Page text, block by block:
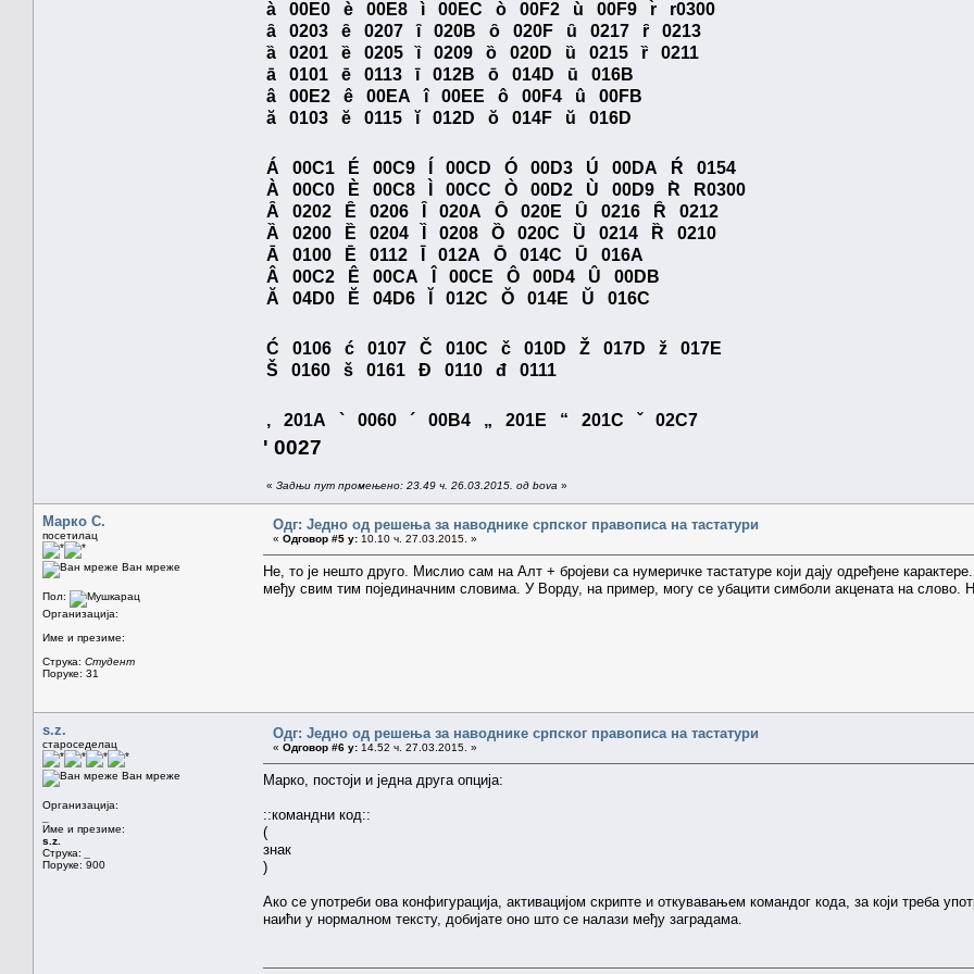
à 00E0 è 00E8 ì 00EC ò 00F2 ù 00F9 r̀ r0300
ȃ 0203 ȇ 0207 ȋ 020B ȏ 020F ȗ 0217 ȓ 0213
ȁ 0201 ȅ 0205 ȉ 0209 ȍ 020D ȕ 0215 ȑ 0211
ā 0101 ē 0113 ī 012B ō 014D ū 016B
â 00E2 ê 00EA î 00EE ô 00F4 û 00FB
ă 0103 ĕ 0115 ĭ 012D ŏ 014F ŭ 016D
Á 00C1 É 00C9 Í 00CD Ó 00D3 Ú 00DA Ŕ 0154
À 00C0 È 00C8 Ì 00CC Ò 00D2 Ù 00D9 R̀ R0300
Ȃ 0202 Ȇ 0206 Ȋ 020A Ȏ 020E Ȗ 0216 Ȓ 0212
Ȁ 0200 Ȅ 0204 Ȉ 0208 Ȍ 020C Ȕ 0214 Ȑ 0210
Ā 0100 Ē 0112 Ī 012A Ō 014C Ū 016A
Â 00C2 Ê 00CA Î 00CE Ô 00D4 Û 00DB
Ӑ 04D0 Ӗ 04D6 Ĭ 012C Ŏ 014E Ŭ 016C
Ć 0106 ć 0107 Č 010C č 010D Ž 017D ž 017E
Š 0160 š 0161 Đ 0110 đ 0111
‚ 201A ` 0060 ´ 00B4 „ 201E “ 201C ˇ 02C7
' 0027
« Задњи пут промењено: 23.49 ч. 26.03.2015. од bova »
Марко С.
посетилац
Ван мреже
Пол:
Организација:
Име и презиме:
Струка: Студент
Поруке: 31
Одг: Једно од решења за наводнике српског правописа на тастатури
« Одговор #5 у: 10.10 ч. 27.03.2015. »
Не, то је нешто друго. Мислио сам на Алт + бројеви са нумеричке тастатуре који дају одређене
међу свим тим појединачним словима. У Ворду, на пример, могу се убацити симболи акцената на слово.
s.z.
староседелац
Ван мреже
Организација:
Име и презиме:
s.z.
Струка:
Поруке: 900
Одг: Једно од решења за наводнике српског правописа на тастатури
« Одговор #6 у: 14.52 ч. 27.03.2015. »
Марко, постоји и једна друга опција:
::командни код::
(
знак
)
Ако се употреби ова конфигурација, активацијом скрипте и откувавањем командог кода, за који треба
наићи у нормалном тексту, добијате оно што се налази међу заградама.